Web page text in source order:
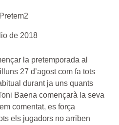
de 2018
la pretemporada al
27 d’agost com fa tots
durant ja uns quants
Baena començarà la seva
comentat, es força
els jugadors no arriben